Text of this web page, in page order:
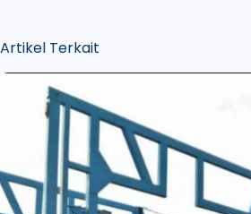
Artikel Terkait